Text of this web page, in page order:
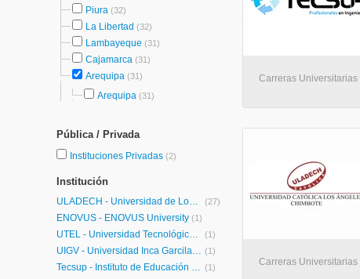
Piura (32)
La Libertad (32)
Lambayeque (31)
Cajamarca (31)
Arequipa (31)
Arequipa (31)
Pública / Privada
Instituciones Privadas (2)
Institución
ULADECH - Universidad de Los Angeles de Chimbote (27)
ENOVUS - ENOVUS University (1)
UTEL - Universidad Tecnológica Latinoamericana en Línea Perú (1)
UIGV - Universidad Inca Garcilaso de la Vega (1)
Tecsup - Instituto de Educación Superior (1)
Carreras Universitarias
Carreras Universitarias